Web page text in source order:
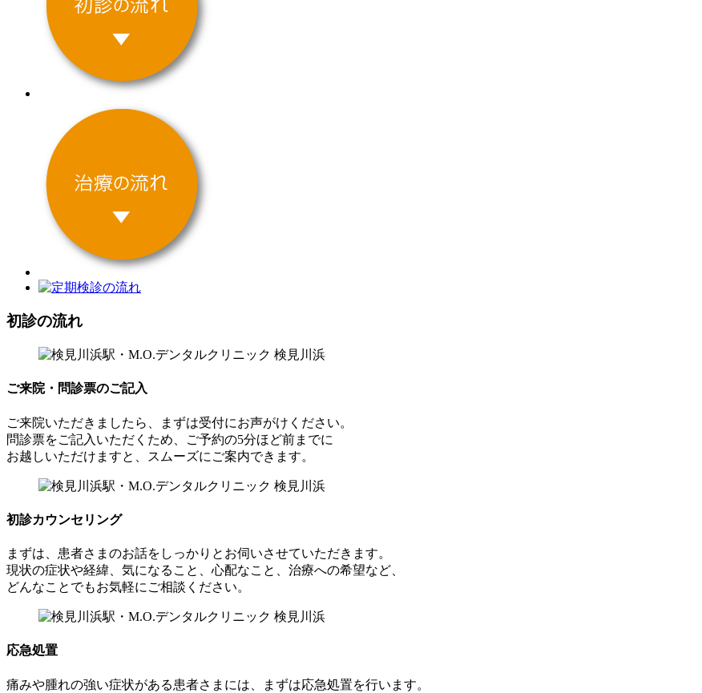
初診の流れ
ご来院・問診票のご記入
ご来院いただきましたら、まずは受付にお声がけください。
問診票をご記入いただくため、ご予約の5分ほど前までに
お越しいただけますと、スムーズにご案内できます。
初診カウンセリング
まずは、患者さまのお話をしっかりとお伺いさせていただきます。
現状の症状や経緯、気になること、心配なこと、治療への希望など、
どんなことでもお気軽にご相談ください。
応急処置
痛みや腫れの強い症状がある患者さまには、まずは応急処置を行います。